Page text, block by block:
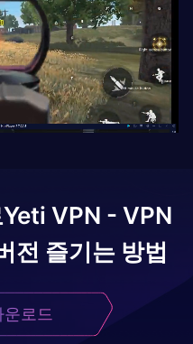
Yeti VPN - VPN
전 즐기는 방법
로드